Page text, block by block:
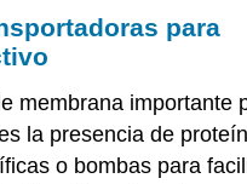
para
membrana importante
la presencia de
o bombas para